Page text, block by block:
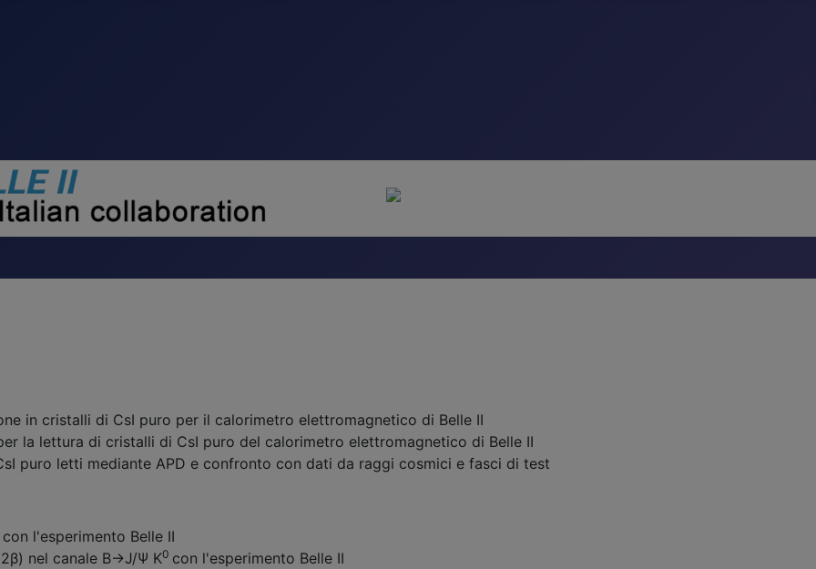
in cristalli di CsI puro per il calorimetro elettromagnetico di Belle II
la lettura di cristalli di CsI puro del calorimetro elettromagnetico di Belle II
puro letti mediante APD e confronto con dati da raggi cosmici e fasci di test
l'esperimento Belle II
nel canale B→J/Ψ K0 con l'esperimento Belle II